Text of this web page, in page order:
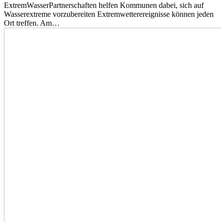
ExtremWasserPartnerschaften helfen Kommunen dabei, sich auf
Wasserextreme vorzubereiten Extremwetterereignisse können jeden
Ort treffen. Am…